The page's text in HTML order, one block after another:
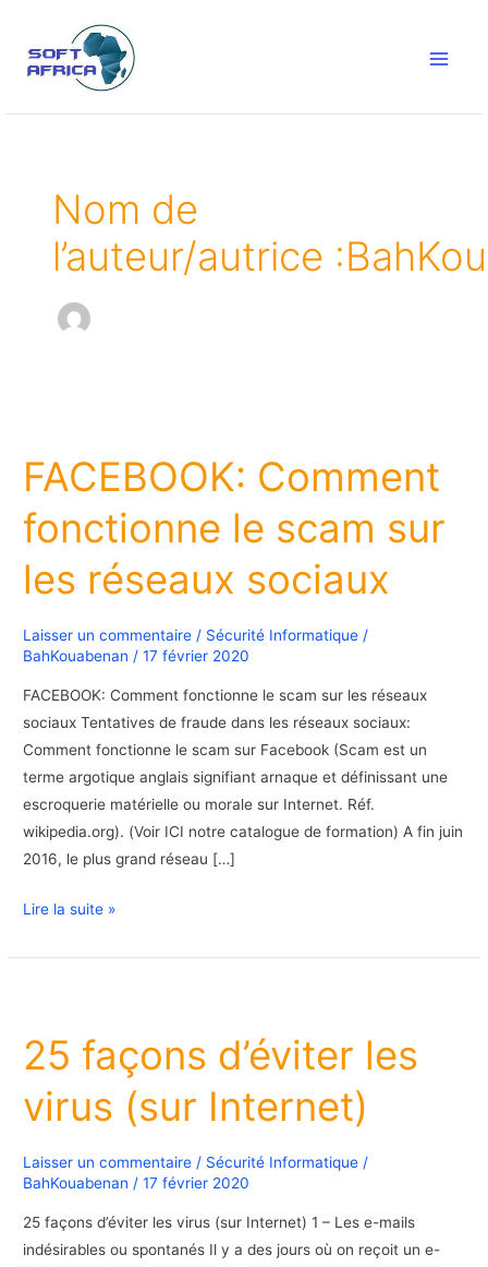
contenu
Menu
Nom de
l’auteur/autrice
FACEBOOK: Comment
fonctionne le scam sur
les réseaux sociaux
Laisser un commentaire / Sécurité Informatique /
BahKouabenan/17 février 2020
FACEBOOK: Comment fonctionne le scam sur les réseaux
sociaux Tentatives de fraude dans les réseaux sociaux:
Comment fonctionne le scam sur Facebook (Scam est un
terme argotique anglais signifiant arnaque et définissant une
escroquerie matérielle ou morale sur Internet. Réf.
wikipedia.org). (Voir ICI notre catalogue de formation) A fin juin
2016, le plus grand réseau […]
fonctionne
le
scam
les
sociaux
Lire la suite »
25 façons d’éviter les
virus (sur Internet)
Laisser un commentaire / Sécurité Informatique /
BahKouabenan/17 février 2020
25 façons d’éviter les virus (sur Internet) 1 – Les e-mails
indésirables ou spontanés Il y a des jours où on reçoit un e-
d’éviter
les
virus
Internet)